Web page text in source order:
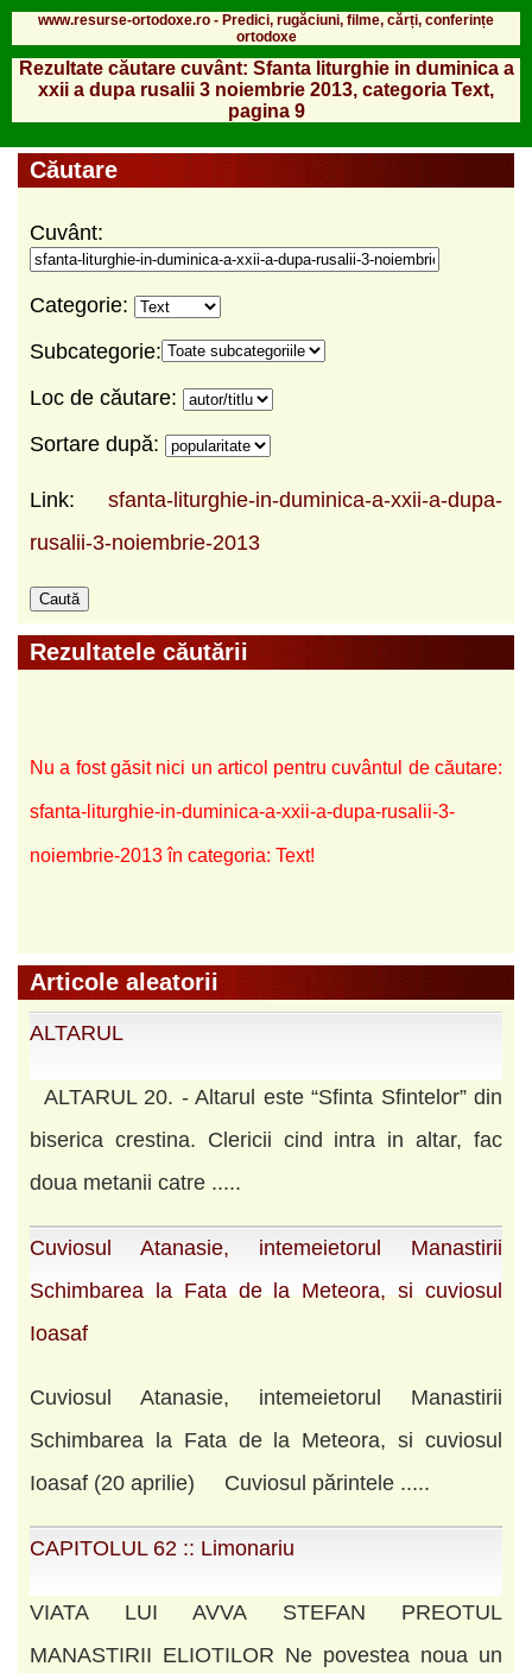
www.resurse-ortodoxe.ro - Predici, rugăciuni, filme, cărți, conferințe
ortodoxe
Rezultate căutare cuvânt: Sfanta liturghie in duminica a
xxii a dupa rusalii 3 noiembrie 2013, categoria Text,
pagina 9
Căutare
Cuvânt:
Categorie:
Subcategorie:
Loc de căutare:
Sortare după:
Link: sfanta-liturghie-in-duminica-a-xxii-a-dupa-
rusalii-3-noiembrie-2013
Rezultatele căutării
Nu a fost găsit nici un articol pentru cuvântul de căutare:
sfanta-liturghie-in-duminica-a-xxii-a-dupa-rusalii-3-
noiembrie-2013 în categoria: Text!
Articole aleatorii
ALTARUL
ALTARUL 20. - Altarul este “Sfinta Sfintelor” din
biserica crestina. Clericii cind intra in altar, fac
doua metanii catre .....
Cuviosul Atanasie, intemeietorul Manastirii
Schimbarea la Fata de la Meteora, si cuviosul
Ioasaf
Cuviosul Atanasie, intemeietorul Manastirii
Schimbarea la Fata de la Meteora, si cuviosul
Ioasaf (20 aprilie) Cuviosul părintele .....
CAPITOLUL 62 :: Limonariu
VIATA LUI AVVA STEFAN PREOTUL
MANASTIRII ELIOTILOR Ne povestea noua un